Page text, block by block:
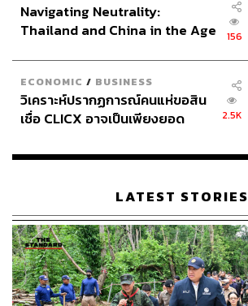
Navigating Neutrality:
Thailand and China in the Age
156
ECONOMIC / BUSINESS
วิเคราะห์ปรากฏการณ์คนแห่ขอสิน
เชื่อ CLICX อาจเป็นเพียงยอด
เรือนไทยที่ถูกซุกไว้
2.5K
LATEST STORIES